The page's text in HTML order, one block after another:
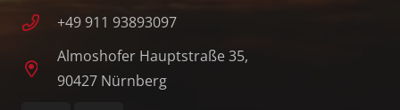
+49 911 93893097
Almoshofer Hauptstraße 35,
90427 Nürnberg